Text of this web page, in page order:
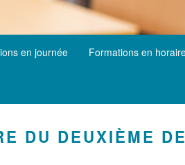
en journée Formations en
DU DEUXIÈME